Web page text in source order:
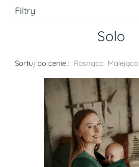
Filtry
Solo
Sortuj po cenie : Rosnąco Malejąco